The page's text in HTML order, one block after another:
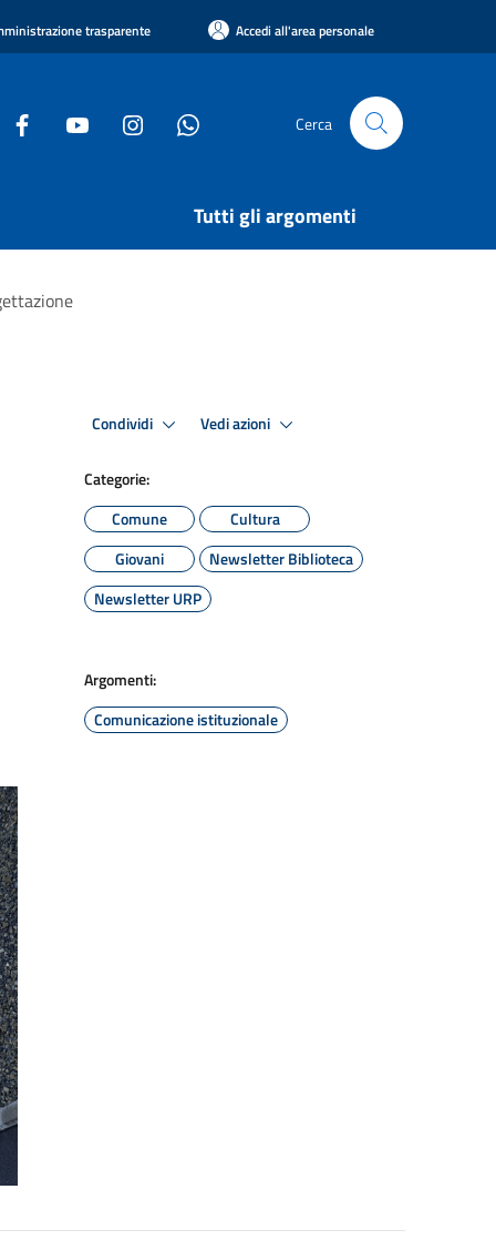
trasparente Accedi all'area personale
Cerca
Tutti gli argomenti
Condividi Vedi azioni
Categorie:
Comune
Cultura
Giovani
Newsletter Biblioteca
Newsletter URP
Argomenti:
Comunicazione istituzionale